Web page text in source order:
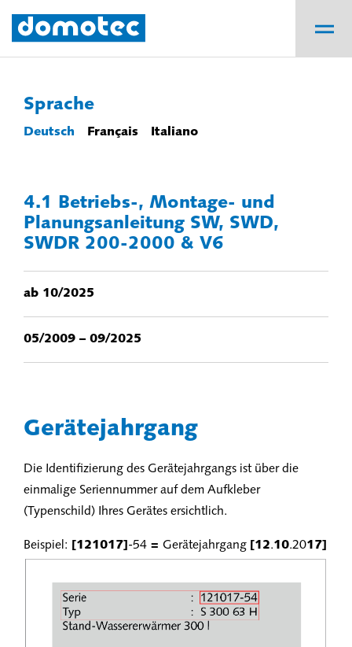
Sprache
Deutsch Français Italiano
4.1 Betriebs-, Montage- und
Planungsanleitung SW, SWD,
SWDR 200-2000 & V6
ab 10/2025
05/2009 – 09/2025
Gerätejahrgang
Die Identifizierung des Gerätejahrgangs ist über die
einmalige Seriennummer auf dem Aufkleber
(Typenschild) Ihres Gerätes ersichtlich.
Beispiel: [121017] -54 = Gerätejahrgang [12.10.2017]